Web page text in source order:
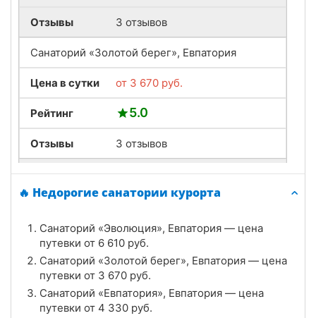
Отзывы 3 отзывов
Санаторий «Золотой берег», Евпатория
Цена в сутки от 3 670 руб.
Рейтинг 5.0
Отзывы 3 отзывов
Санаторий «Орен-Крым», Евпатория
Рейтинг 4.7
Отзывы 3 отзывов
Санаторий «Дружба», Евпатория
🔥 Недорогие санатории курорта
Санаторий «Эволюция», Евпатория — цена
путевки от 6 610 руб.
Санаторий «Золотой берег», Евпатория — цена
путевки от 3 670 руб.
Санаторий «Евпатория», Евпатория — цена
путевки от 4 330 руб.